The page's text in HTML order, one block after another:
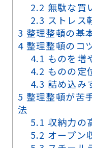
2.2 無駄な買
2.3 ストレス
3 整理整頓の基
4 整理整頓のコ
4.1 ものを増
4.2 ものの定
4.3 詰め込み
5 整理整頓が苦
法
5.1 収納力の
5.2 オープン